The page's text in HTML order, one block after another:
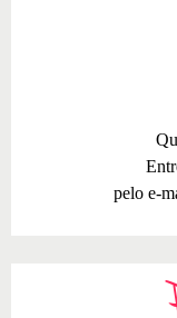
pelo e-